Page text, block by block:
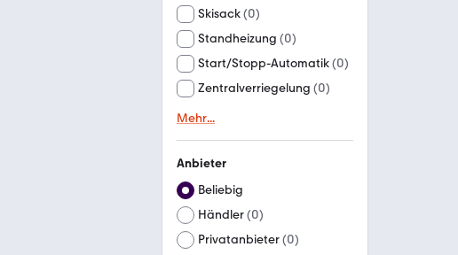
Skisack(0)
Standheizung (0)
Start/Stopp-Automatik(0)
Zentralverriegelung (0)
Mehr...
Anbieter
Beliebig
Händler(0)
Privatanbieter(0)